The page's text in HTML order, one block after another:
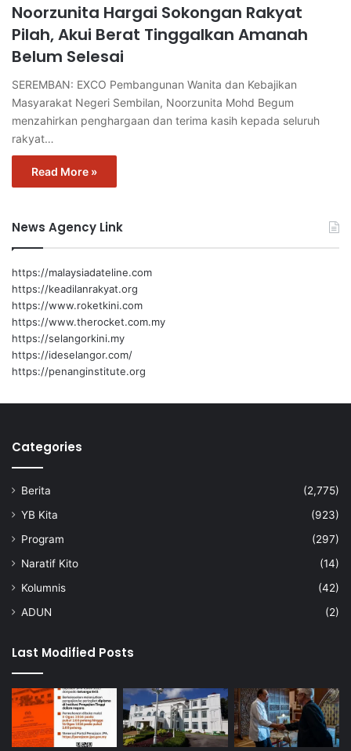
Noorzunita Hargai Sokongan Rakyat
Pilah, Akui Berat Tinggalkan Amanah
Belum Selesai
SEREMBAN: EXCO Pembangunan Wanita dan Kebajikan
Masyarakat Negeri Sembilan, Noorzunita Mohd Begum
menzahirkan penghargaan dan terima kasih kepada seluruh
rakyat…
Read More »
News Agency Link
https://malaysiadateline.com
https://keadilanrakyat.org
https://www.roketkini.com
https://www.therocket.com.my
https://selangorkini.my
https://ideselangor.com/
https://penanginstitute.org
Categories
Berita
(2,775)
YB Kita
(923)
Program
(297)
Naratif Kito
(14)
Kolumnis
(42)
ADUN
(2)
Last Modified Posts